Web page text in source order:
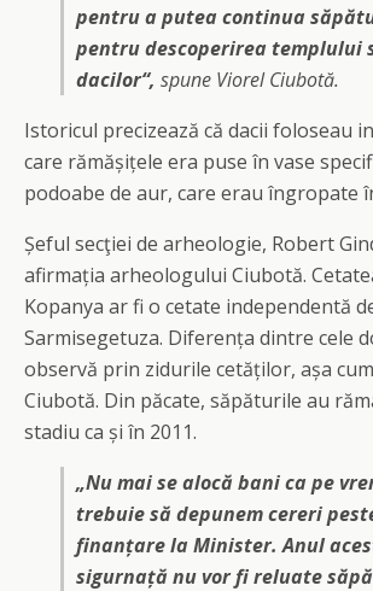
pentru a putea continua
pentru descoperirea templului
dacilor“, spune Viorel Ciubotă.
Istoricul precizează că dacii foloseau
care rămășițele era puse în vase
podoabe de aur, care erau îngropate
Șeful secţiei de arheologie, Robert
afirmația arheologului Ciubotă.
Kopanya ar fi o cetate independentă
Sarmisegetuza. Diferența dintre cele
observă prin zidurile cetăților, așa
Ciubotă. Din păcate, săpăturile au
stadiu ca și în 2011.
„Nu mai se alocă bani ca pe
trebuie să depunem cereri
finanțare la Minister. Anul
sigurnață nu vor fi reluate